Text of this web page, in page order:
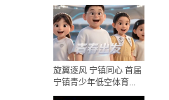
旋翼逐风 宁镇同心 首届
宁镇青少年低空体育...